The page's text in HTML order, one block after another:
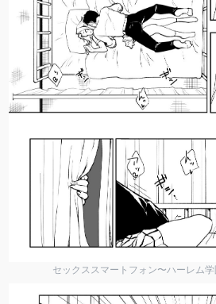
セックススマートフォン〜ハーレム